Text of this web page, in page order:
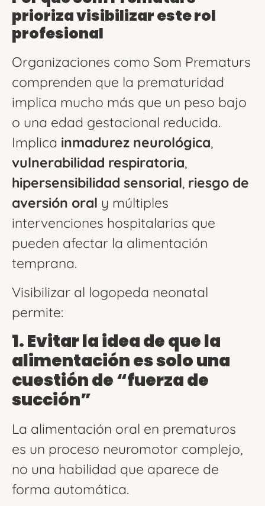
prioriza visibilizar este rol
profesional
Organizaciones como Som Prematurs
comprenden que la prematuridad
implica mucho más que un peso bajo
o una edad gestacional reducida.
Implica inmadurez neurológica,
vulnerabilidad respiratoria,
hipersensibilidad sensorial, riesgo de
aversión oral y múltiples
intervenciones hospitalarias que
pueden afectar la alimentación
temprana.
Visibilizar al logopeda neonatal
permite:
1. Evitar la idea de que la
alimentación es solo una
cuestión de “fuerza de
succión”
La alimentación oral en prematuros
es un proceso neuromotor complejo,
no una habilidad que aparece de
forma automática.